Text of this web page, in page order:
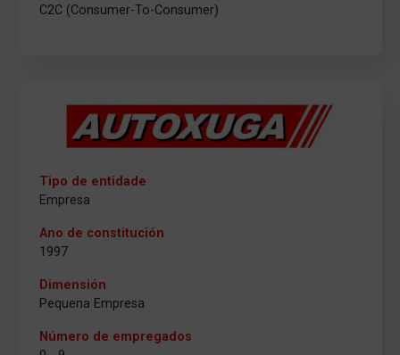
C2C (Consumer-To-Consumer)
Tipo de entidade
Empresa
Ano de constitución
1997
Dimensión
Pequena Empresa
Número de empregados